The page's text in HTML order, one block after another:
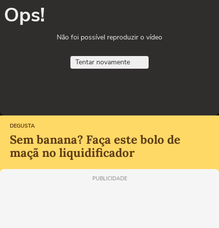
Ops!
Não foi possível reproduzir o vídeo
Tentar novamente
DEGUSTA
Sem banana? Faça este bolo de
maçã no liquidificador
PUBLICIDADE